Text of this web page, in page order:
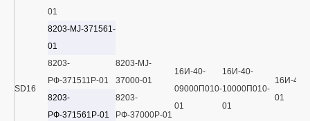
SD16
01
8203-MJ-
37000-01
8203-
РФ-37000Р-01
16И-40-
09000П010-
01
16И-40-
10000П010-
01
16И-40-
01
8203-MJ-371561-
01
8203-
РФ-371511Р-01
8203-
РФ-371561Р-01